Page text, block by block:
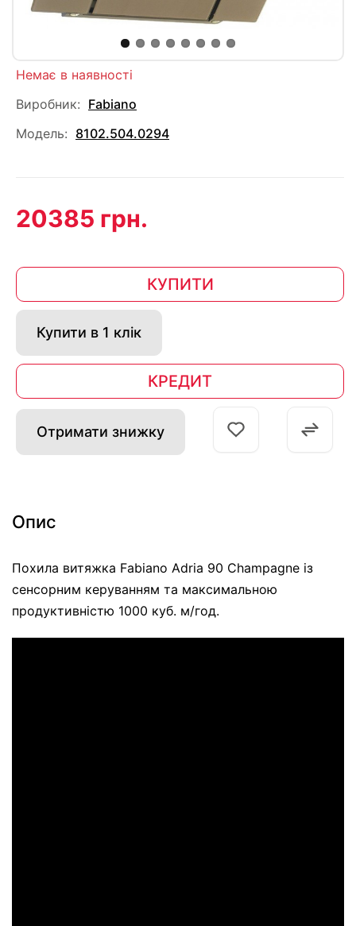
Немає в наявності
Виробник: Fabiano
Модель: 8102.504.0294
20385 грн.
КУПИТИ
Купити в 1 клік
КРЕДИТ
Отримати знижку
Опис
Похила витяжка Fabiano Adria 90 Champagne із
сенсорним керуванням та максимальною
продуктивністю 1000 куб. м/год.